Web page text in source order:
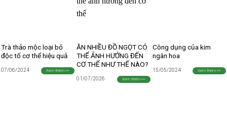
Trà thảo mộc loại bỏ
độc tố cơ thể hiệu quả
07/06/2024 Xem thêm >>
ĂN NHIỀU ĐỒ NGỌT CÓ
THỂ ẢNH HƯỞNG ĐẾN
CƠ THỂ NHƯ THẾ NÀO?
01/07/2026 Xem thêm >>
Công dụng của kim
ngân hoa
15/05/2024 Xem thêm >>